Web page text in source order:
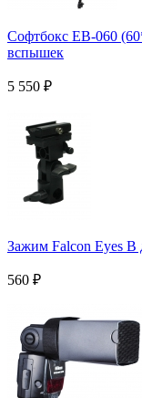
Софтбокс EB-060
вспышек
5 550 ₽
Зажим Falcon Eyes B
560 ₽